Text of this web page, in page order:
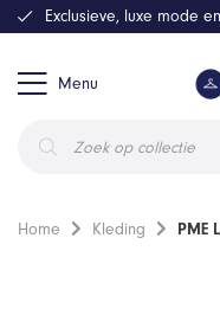
Menu
zoeken
Exclusieve, luxe mode
Home Kleding PME